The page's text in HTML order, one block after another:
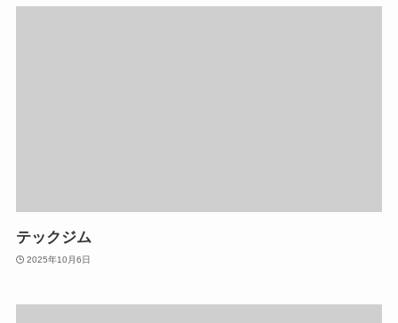
テックジム
2025年10月6日